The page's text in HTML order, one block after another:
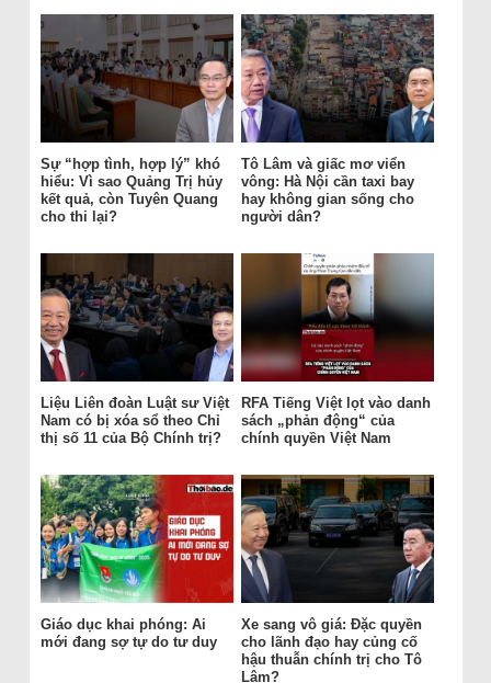
Sự “hợp tình, hợp lý” khó
hiểu: Vì sao Quảng Trị hủy
kết quả, còn Tuyên Quang
cho thi lại?
Tô Lâm và giấc mơ viển
vông: Hà Nội cần taxi bay
hay không gian sống cho
người dân?
Liệu Liên đoàn Luật sư Việt
Nam có bị xóa sổ theo Chỉ
thị số 11 của Bộ Chính trị?
RFA Tiếng Việt lọt vào danh
sách „phản động“ của
chính quyền Việt Nam
Giáo dục khai phóng: Ai
mới đang sợ tự do tư duy
Xe sang vô giá: Đặc quyền
cho lãnh đạo hay củng cố
hậu thuẫn chính trị cho Tô
Lâm?